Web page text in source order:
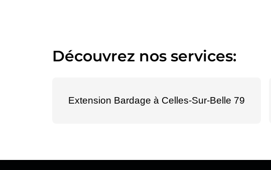
Découvrez nos services:
Extension Bardage à Celles-Sur-Belle 79